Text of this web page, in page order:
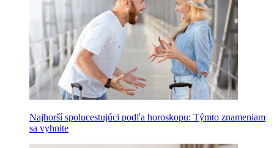
Najhorší spolucestujúci podľa horoskopu: Týmto znameniam
sa vyhnite